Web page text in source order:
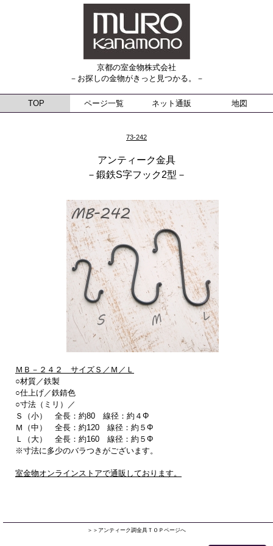
京都の室金物株式会社
－お探しの金物がきっと見つかる。－
TOP ページ一覧 ネット通販 地図
73-242
アンティーク金具
－鍛鉄S字フック2型－
ＭＢ－２４２ サイズＳ／Ｍ／Ｌ
○材質／鉄製
○仕上げ／鉄錆色
○寸法（ミリ）／
Ｓ（小） 全長：約80 線径：約４Φ
Ｍ（中） 全長：約120 線径：約５Φ
Ｌ（大） 全長：約160 線径：約５Φ
※寸法に多少のバラつきがございます。
室金物オンラインストアで通販しております。
＞＞アンティーク調金具ＴＯＰページへ